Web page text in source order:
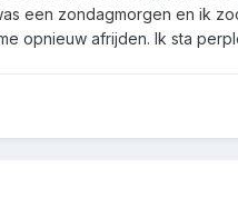
een zondagmorgen en ik
opnieuw afrijden. Ik sta